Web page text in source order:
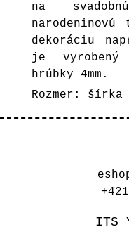
na
dekoráciu
je
hrúbky 4mm.
Rozmer: šírka
ITS